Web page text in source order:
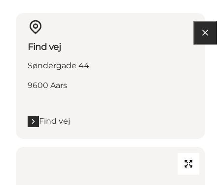
Find vej
Søndergade 44
9600 Aars
Find vej